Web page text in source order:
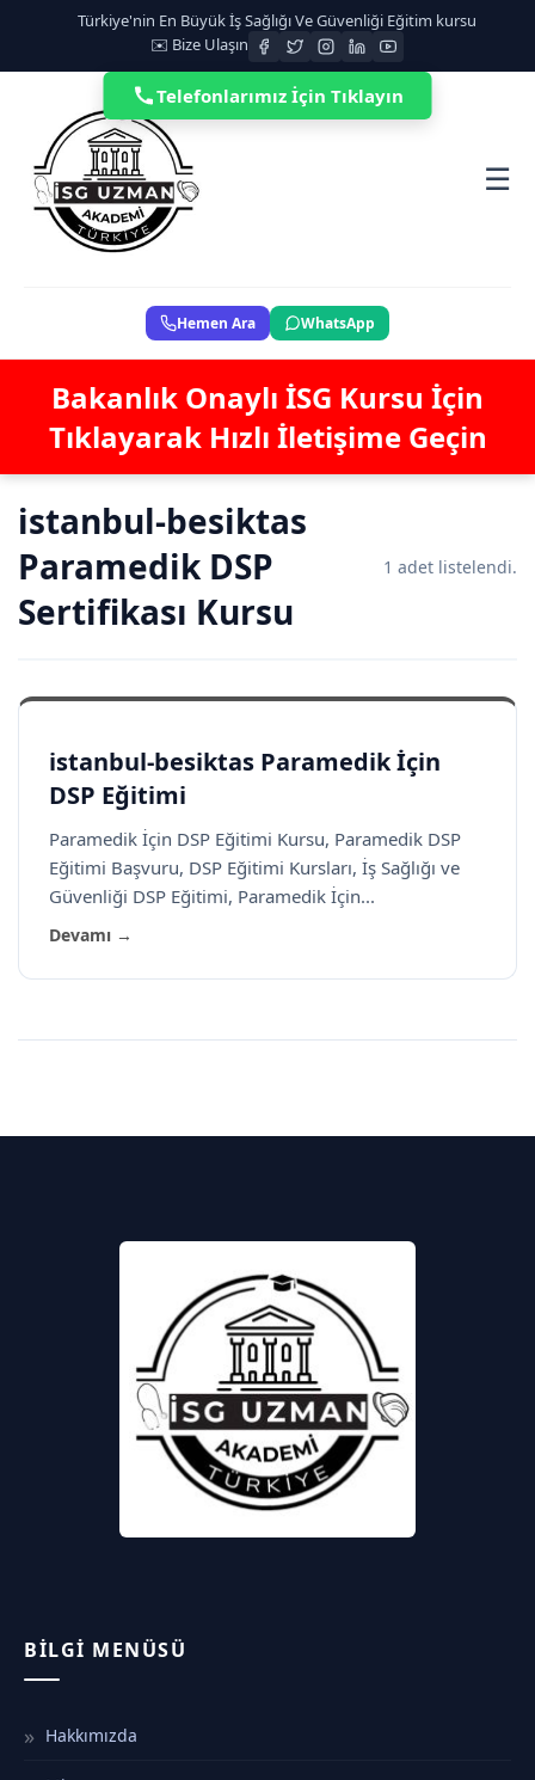
Türkiye'nin En Büyük İş Sağlığı Ve Güvenliği Eğitim kursu
✉️ Bize Ulaşın
☰
Hemen Ara WhatsApp
Bakanlık Onaylı İSG Kursu İçin
Tıklayarak Hızlı İletişime Geçin
istanbul-besiktas
Paramedik DSP
Sertifikası Kursu
1 adet listelendi.
istanbul-besiktas Paramedik İçin
DSP Eğitimi
Paramedik İçin DSP Eğitimi Kursu, Paramedik DSP
Eğitimi Başvuru, DSP Eğitimi Kursları, İş Sağlığı ve
Güvenliği DSP Eğitimi, Paramedik İçin...
Devamı →
Telefonlarımız İçin Tıklayın
BILGI MENÜSÜ
Hakkımızda